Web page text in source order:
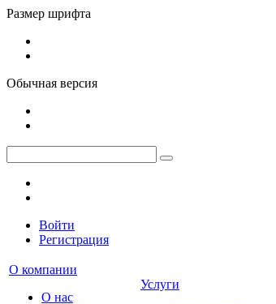
Размер шрифта
Обычная версия
Войти
Регистрация
О компании
О нас
Услуги